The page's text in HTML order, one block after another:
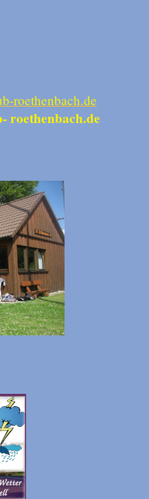
roethenbach.de
roethenbach.de